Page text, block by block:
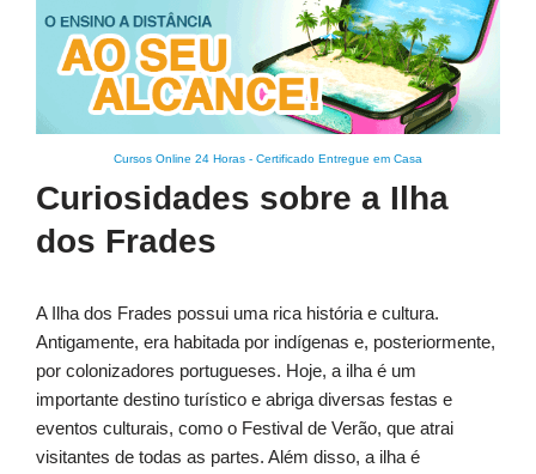
Cursos Online 24 Horas - Certificado Entregue em Casa
Curiosidades sobre a Ilha
dos Frades
A Ilha dos Frades possui uma rica história e cultura.
Antigamente, era habitada por indígenas e, posteriormente,
por colonizadores portugueses. Hoje, a ilha é um
importante destino turístico e abriga diversas festas e
eventos culturais, como o Festival de Verão, que atrai
visitantes de todas as partes. Além disso, a ilha é